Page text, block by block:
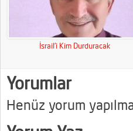
İsrail’i Kim Durduracak
Yorumlar
Henüz yorum